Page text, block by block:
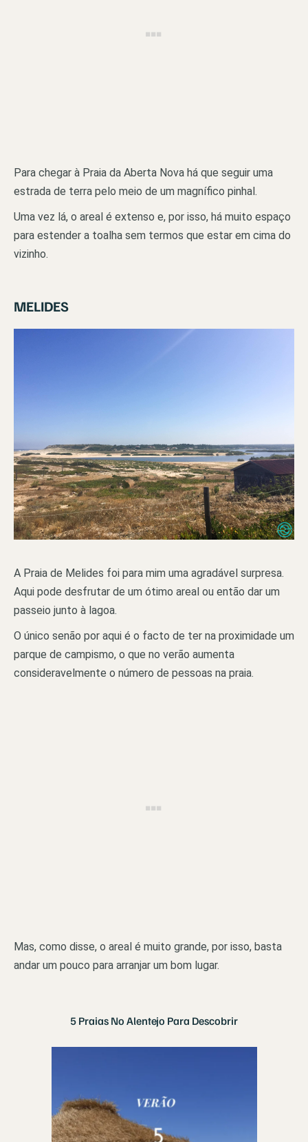
Para chegar à Praia da Aberta Nova há que seguir uma
estrada de terra pelo meio de um magnífico pinhal.
Uma vez lá, o areal é extenso e, por isso, há muito espaço
para estender a toalha sem termos que estar em cima do
vizinho.
MELIDES
A Praia de Melides foi para mim uma agradável surpresa.
Aqui pode desfrutar de um ótimo areal ou então dar um
passeio junto à lagoa.
O único senão por aqui é o facto de ter na proximidade um
parque de campismo, o que no verão aumenta
consideravelmente o número de pessoas na praia.
Mas, como disse, o areal é muito grande, por isso, basta
andar um pouco para arranjar um bom lugar.
5 Praias No Alentejo Para Descobrir